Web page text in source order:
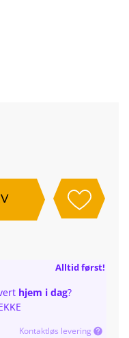
Alltid først!
hjem i dag?
Kontaktløs levering